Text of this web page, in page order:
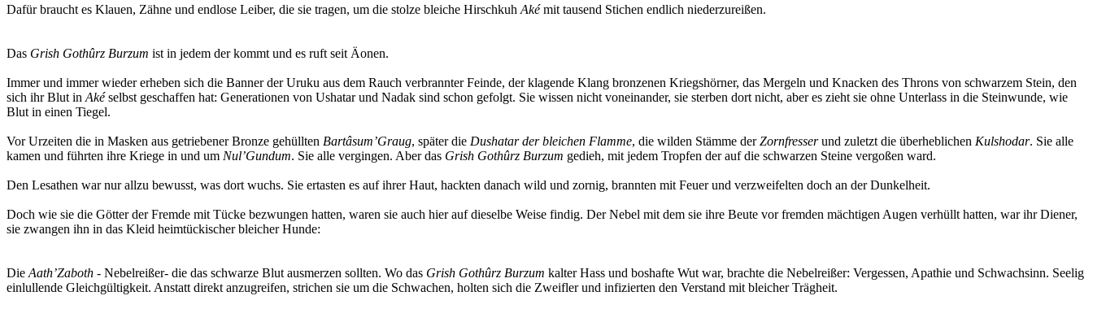
Dafür braucht es Klauen, Zähne und endlose Leiber, die sie tragen, um die stolze bleiche Hirschkuh Akémit tausend Stichen endlich niederzureißen.
Das Grish Gothûrz Burzum ist in jedem der kommt und es ruft seit Äonen.
Immer und immer wieder erheben sich die Banner der Uruku aus dem Rauch verbrannter Feinde, der klagende Klang bronzenen Kriegshörner, das Mergeln und Knacken des Throns von schwarzem Stein, den
sich ihr Blut in Akéselbst geschaffen hat: Generationen von Ushatar und Nadak sind schon gefolgt. Sie wissen nicht voneinander, sie sterben dort nicht, aber es zieht sie ohne Unterlass in die Steinwunde, wie
Blut in einen Tiegel.
Vor Urzeiten die in Masken aus getriebener Bronze gehüllten Bartâsum’Graug, später die Dushatar der bleichen Flamme, die wilden Stämme derZornfresserund zuletzt die überheblichen Kulshodar. Sie alle
kamen und führten ihre Kriege in und um Nul’Gundum. Sie alle vergingen. Aber das Grish Gothûrz Burzum gedieh, mit jedem Tropfen der auf die schwarzen Steine vergoßen ward.
Den Lesathen war nur allzu bewusst, was dort wuchs. Sie ertasten es auf ihrer Haut, hackten danach wild und zornig, brannten mit Feuer und verzweifelten doch an der Dunkelheit.
Doch wie sie die Götter der Fremde mit Tücke bezwungen hatten, waren sie auch hier auf dieselbe Weise findig. Der Nebel mit dem sie ihre Beute vor fremden mächtigen Augen verhüllt hatten, war ihr Diener,
sie zwangen ihn in das Kleid heimtückischer bleicher Hunde:
Die Aath’Zaboth - Nebelreißer- die das schwarze Blut ausmerzen sollten. Wo das Grish Gothûrz Burzum kalter Hass und boshafte Wut war, brachte die Nebelreißer: Vergessen, Apathie und Schwachsinn. Seelig
einlullende Gleichgültigkeit. Anstatt direkt anzugreifen, strichen sie um die Schwachen, holten sich die Zweifler und infizierten den Verstand mit bleicher Trägheit.